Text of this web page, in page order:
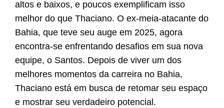
altos e baixos, e poucos exemplificam isso
melhor do que Thaciano. O ex-meia-atacante do
Bahia, que teve seu auge em 2025, agora
encontra-se enfrentando desafios em sua nova
equipe, o Santos. Depois de viver um dos
melhores momentos da carreira no Bahia,
Thaciano está em busca de retomar seu espaço
e mostrar seu verdadeiro potencial.